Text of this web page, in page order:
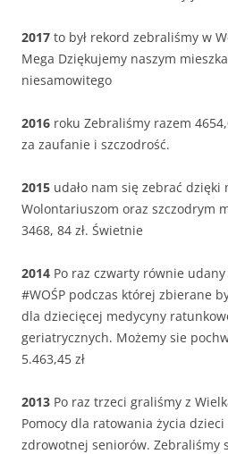
2017 to był rekord zebraliśmy w
Mega Dziękujemy naszym
niesamowitego
2016 roku Zebraliśmy razem
za zaufanie i szczodrość.
2015 udało nam się zebrać
Wolontariuszom oraz szczodrym
3468, 84 zł. Świetnie
2014 Po raz czwarty równie
#WOŚP podczas której zbierane
dla dziecięcej medycyny
geriatrycznych. Możemy sie
5.463,45 zł
2013 Po raz trzeci graliśmy z
Pomocy dla ratowania życia
zdrowotnej seniorów. Zebraliśmy